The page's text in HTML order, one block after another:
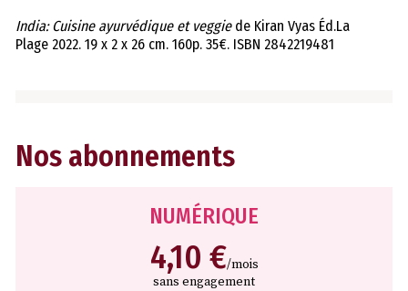
India: Cuisine ayurvédique et veggiede Kiran Vyas Éd.La
Plage 2022. 19 x 2 x 26 cm. 160p. 35€. ISBN 2842219481
Nos abonnements
NUMÉRIQUE
4,10 €/mois
sans engagement